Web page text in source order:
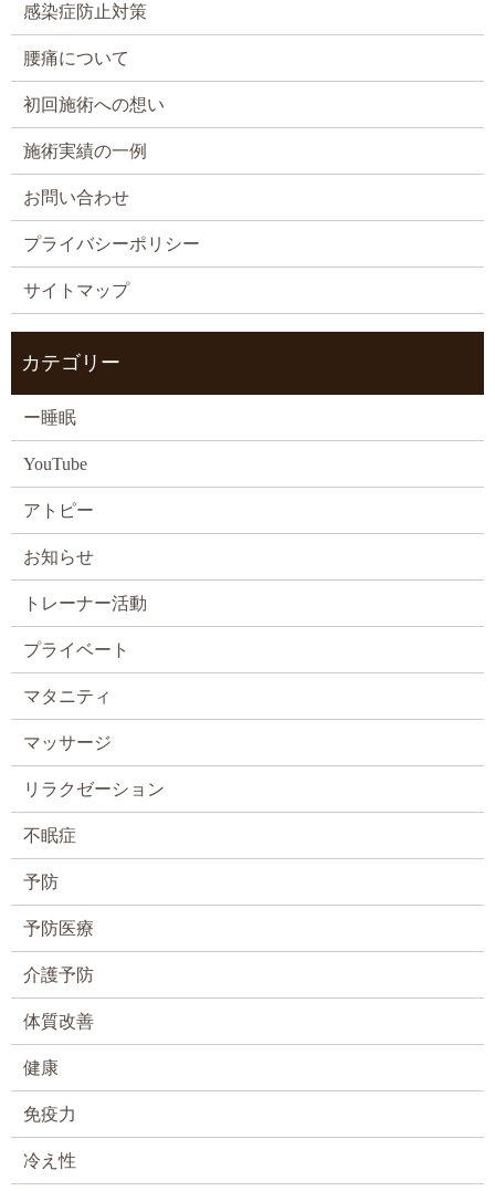
感染症防止対策
腰痛について
初回施術への想い
施術実績の一例
お問い合わせ
プライバシーポリシー
サイトマップ
カテゴリー
ー睡眠
YouTube
アトピー
お知らせ
トレーナー活動
プライベート
マタニティ
マッサージ
リラクゼーション
不眠症
予防
予防医療
介護予防
体質改善
健康
免疫力
冷え性